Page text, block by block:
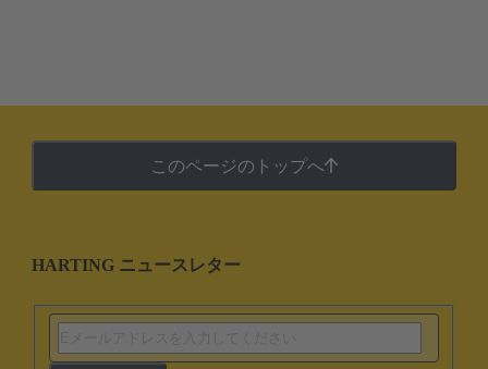
このページのトップへ
HARTING ニュースレター